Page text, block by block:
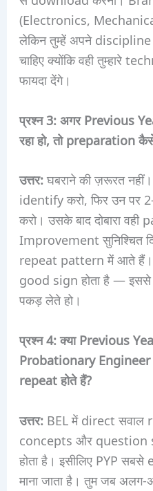
(Electronics,
लेकिन तुम्हें अपने
चाहिए क्योंकि वही तुम्हारे
फायदा देंगे।
प्रश्न 3: अगर Previous
रहा हो, तो preparation
उत्तर:घबराने की ज़रूरत
identify करो, फिर उन पर
करो। उसके बाद दोबारा
Improvement सुनिश्चित
repeat pattern में आते
good sign होता है —
पकड़ लेते हो।
प्रश्न 4: क्या Previous
Probationary Engineer
repeat होते हैं?
उत्तर:BEL में direct सवाल
concepts और question
होता है। इसीलिए PYP
माना जाता है। तुम जब